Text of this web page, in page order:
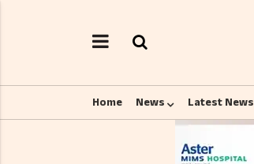
Home News Latest News